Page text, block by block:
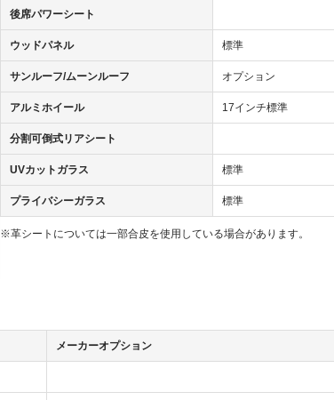
後席パワーシート
ウッドパネル 標準
サンルーフ/ムーンルーフ オプション
アルミホイール 17インチ標準
分割可倒式リアシート
UVカットガラス 標準
プライバシーガラス 標準
※革シートについては一部合皮を使用している場合があります。
メーカーオプション